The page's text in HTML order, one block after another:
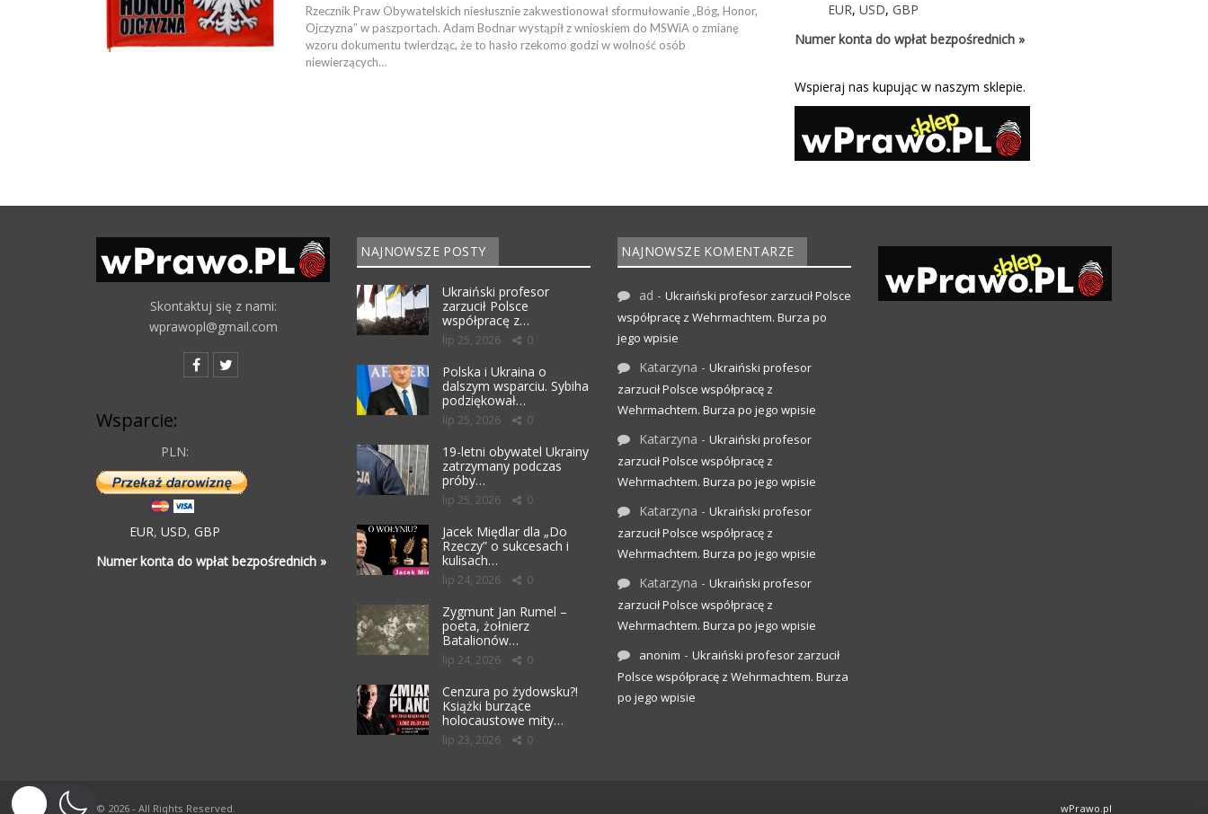
Rzecznik Praw Obywatelskich niesłusznie zakwestionował sformułowanie „Bóg, Honor,
Ojczyzna” w paszportach. Adam Bodnar wystąpił z wnioskiem do MSWiA o zmianę
wzoru dokumentu twierdząc, że to hasło rzekomo godzi w wolność osób
niewierzących…
EUR,USD,GBP
Numer konta do wpłat bezpośrednich »
Wspieraj nas kupując w naszym sklepie.
Skontaktuj się z nami:
wprawopl@gmail.com
Wsparcie:
PLN:
EUR, USD, GBP
Numer konta do wpłat bezpośrednich »
NAJNOWSZE POSTY
Ukraiński profesor
zarzucił Polsce
współpracę z…
lip 25, 2026 0
Polska i Ukraina o
dalszym wsparciu. Sybiha
podziękował…
lip 25, 2026 0
19-letni obywatel Ukrainy
zatrzymany podczas
próby…
lip 25, 2026 0
Jacek Międlar dla „Do
Rzeczy” o sukcesach i
kulisach…
lip 24, 2026 0
Zygmunt Jan Rumel –
poeta, żołnierz
Batalionów…
lip 24, 2026 0
Cenzura po żydowsku?!
Książki burzące
holocaustowe mity…
lip 23, 2026 0
NAJNOWSZE KOMENTARZE
ad - Ukraiński profesor zarzucił Polsce
współpracę z Wehrmachtem. Burza po
jego wpisie
Katarzyna - Ukraiński profesor
zarzucił Polsce współpracę z
Wehrmachtem. Burza po jego wpisie
Katarzyna - Ukraiński profesor
zarzucił Polsce współpracę z
Wehrmachtem. Burza po jego wpisie
Katarzyna - Ukraiński profesor
zarzucił Polsce współpracę z
Wehrmachtem. Burza po jego wpisie
Katarzyna - Ukraiński profesor
zarzucił Polsce współpracę z
Wehrmachtem. Burza po jego wpisie
anonim - Ukraiński profesor zarzucił
Polsce współpracę z Wehrmachtem. Burza
po jego wpisie
© 2026 - All Rights Reserved. wPrawo.pl